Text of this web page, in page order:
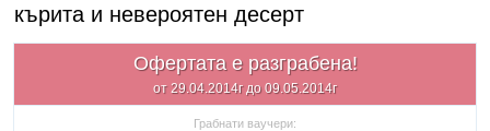
кърита и невероятен десерт
Офертата е разграбена!
от 29.04.2014г до 09.05.2014г
Грабнати ваучери: